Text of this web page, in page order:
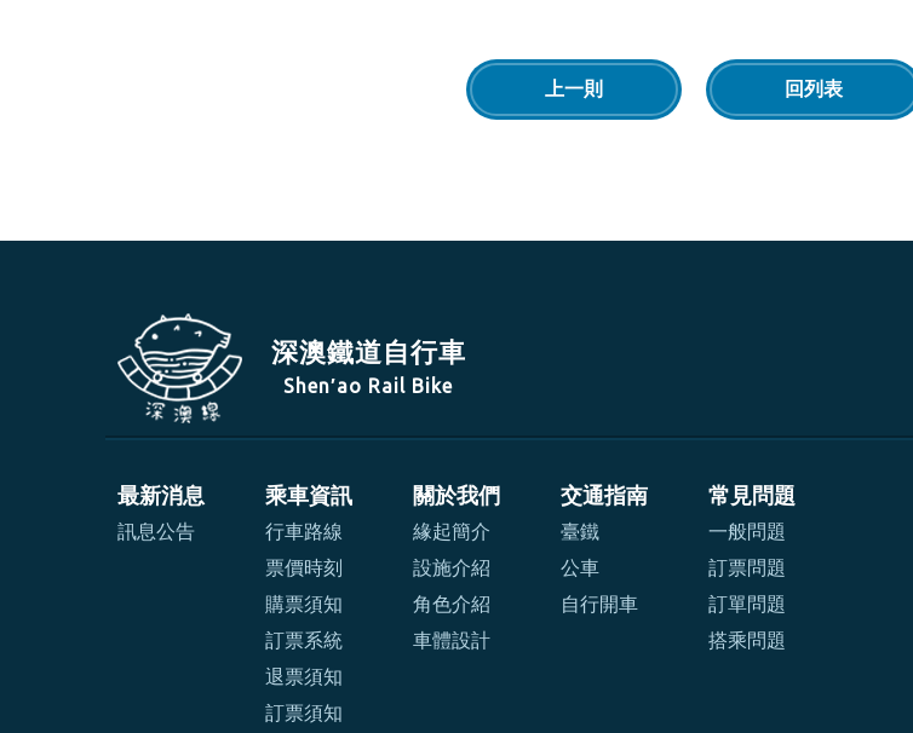
上一則 回列表
深澳鐵道自行車
Shen′ao Rail Bike
最新消息
訊息公告
乘車資訊
行車路線
票價時刻
購票須知
訂票系統
退票須知
訂票須知
關於我們
緣起簡介
設施介紹
角色介紹
車體設計
交通指南
臺鐵
公車
自行開車
常見問題
一般問題
訂票問題
訂單問題
搭乘問題